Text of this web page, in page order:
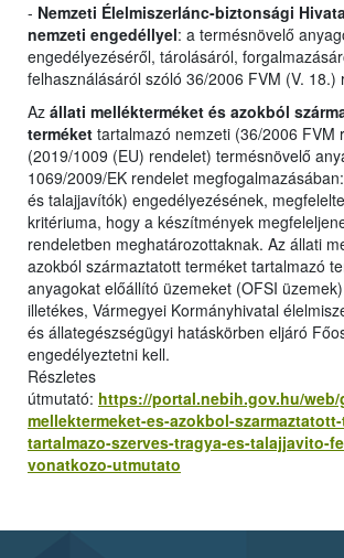
- Nemzeti Élelmiszerlánc-biztonsági
nemzeti engedéllyel: a termésnövelő
engedélyezéséről, tárolásáról,
felhasználásáról szóló 36/2006 FVM (V. 18.)
Az állati mellékterméket és azokból
terméket tartalmazó nemzeti (36/2006 FVM
(2019/1009 (EU) rendelet) termésnövelő
1069/2009/EK rendelet
és talajjavítók) engedélyezésének,
kritériuma, hogy a készítmények
rendeletben meghatározottaknak. Az állati
azokból származtatott terméket tartalmazó
anyagokat előállító üzemeket (OFSI
illetékes, Vármegyei Kormányhivatal
és állategészségügyi hatáskörben eljáró
engedélyeztetni kell.
Részletes
útmutató: https://portal.nebih.gov.hu/
mellektermeket-es-azokbol-
tartalmazo-szerves-tragya-es-talajjavito-
vonatkozo-utmutato